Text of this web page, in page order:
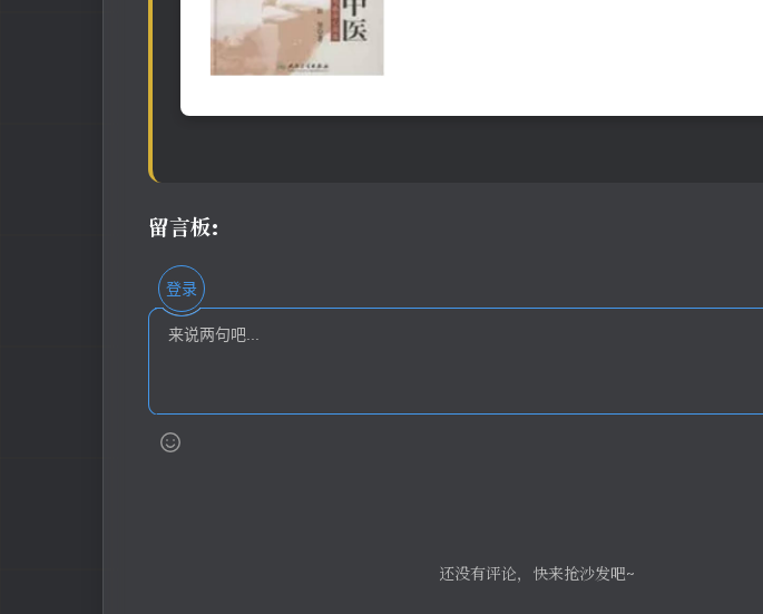
留言板:
登录
还没有评论，快来抢沙发吧~